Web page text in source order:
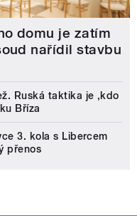
domu je zatím
nařídil stavbu
Ruská taktika je ‚kdo
Bříza
3. kola s Libercem
přenos